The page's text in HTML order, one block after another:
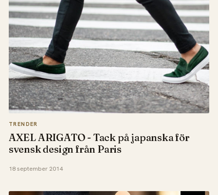
TRENDER
AXEL ARIGATO - Tack på japanska för
svensk design från Paris
18 september 2014